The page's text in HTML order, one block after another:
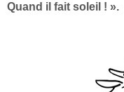
Quand il fait soleil ! ».